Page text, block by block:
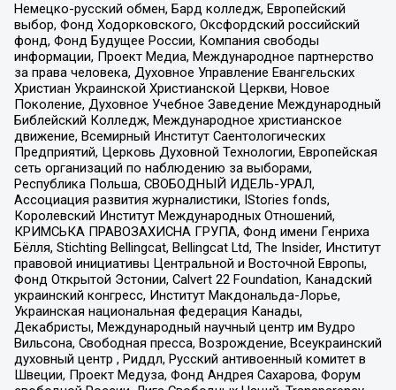
Немецко-русский обмен, Бард колледж, Европейский
выбор, Фонд Ходорковского, Оксфордский российский
фонд, Фонд Будущее России, Компания свободы
информации, Проект Медиа, Международное партнерство
за права человека, Духовное Управление Евангельских
Христиан Украинской Христианской Церкви, Новое
Поколение, Духовное Учебное Заведение Международный
Библейский Колледж, Международное христианское
движение, Всемирный Институт Саентологических
Предприятий, Церковь Духовной Технологии, Европейская
сеть организаций по наблюдению за выборами,
Республика Польша, СВОБОДНЫЙ ИДЕЛЬ-УРАЛ,
Ассоциация развития журналистики, IStories fonds,
Королевский Институт Международных Отношений,
КРИМСЬКА ПРАВОЗАХИСНА ГРУПА, Фонд имени Генриха
Бёлля, Stichting Bellingcat, Bellingcat Ltd, The Insider, Институт
правовой инициативы Центральной и Восточной Европы,
Фонд Открытой Эстонии, Calvert 22 Foundation, Канадский
украинский конгресс, Институт Макдональда-Лорье,
Украинская национальная федерация Канады,
Декабристы, Международный научный центр им Вудро
Вильсона, Свободная пресса, Возрождение, Всеукраинский
духовный центр , Риддл, Русский антивоенный комитет в
Швеции, Проект Медуза, Фонд Андрея Сахарова, Форум